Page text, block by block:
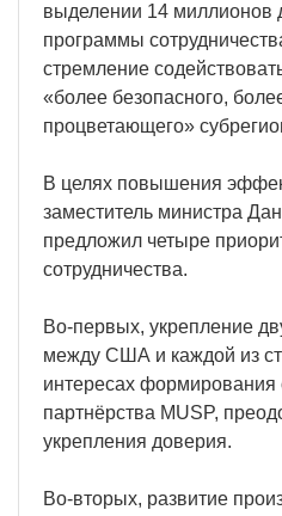
выделении 14
программы
стремление
«более безопасного,
процветающего»
В целях повышения
заместитель министра
предложил четыре
сотрудничества.
Во-первых, укрепление
между США и каждой из
интересах формирования
партнёрства MUSP,
укрепления доверия.
Во-вторых, развитие